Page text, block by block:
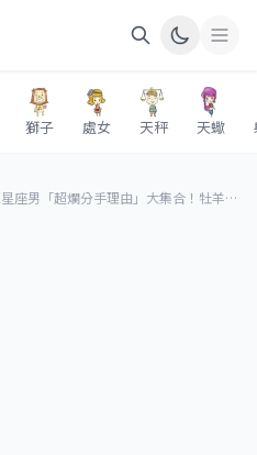
獅子 處女 天秤 天蠍
「我們分手吧！因為...」12星座男「超爛分手理由」大集合！牡羊男說不愛就不愛，巨蟹男連媽媽都搬出來！